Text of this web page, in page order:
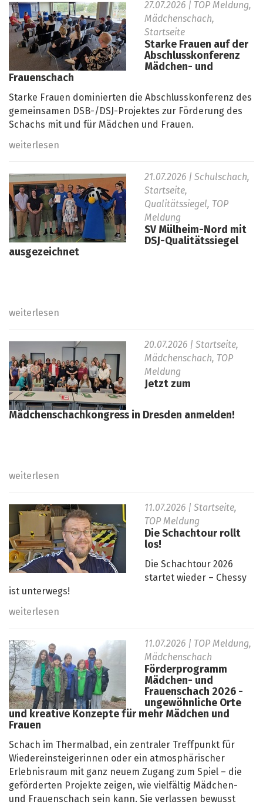
27.07.2026 | TOP Meldung,
Mädchenschach,
Startseite
Starke Frauen auf der
Abschlusskonferenz
Mädchen- und
Frauenschach
Starke Frauen dominierten die Abschlusskonferenz des
gemeinsamen DSB-/DSJ-Projektes zur Förderung des
Schachs mit und für Mädchen und Frauen.
weiterlesen
21.07.2026 | Schulschach,
Startseite,
Qualitätssiegel, TOP
Meldung
SV Mülheim-Nord mit
DSJ-Qualitätssiegel
ausgezeichnet
weiterlesen
20.07.2026 | Startseite,
Mädchenschach, TOP
Meldung
Jetzt zum
Mädchenschachkongress in Dresden anmelden!
weiterlesen
11.07.2026 | Startseite,
TOP Meldung
Die Schachtour rollt
los!
Die Schachtour 2026
startet wieder – Chessy
ist unterwegs!
weiterlesen
11.07.2026 | TOP Meldung,
Mädchenschach
Förderprogramm
Mädchen- und
Frauenschach 2026 -
ungewöhnliche Orte
und kreative Konzepte für mehr Mädchen und
Frauen
Schach im Thermalbad, ein zentraler Treffpunkt für
Wiedereinsteigerinnen oder ein atmosphärischer
Erlebnisraum mit ganz neuem Zugang zum Spiel – die
geförderten Projekte zeigen, wie vielfältig Mädchen-
und Frauenschach sein kann. Sie verlassen bewusst